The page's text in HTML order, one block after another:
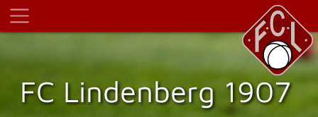
FC Lindenberg 1907